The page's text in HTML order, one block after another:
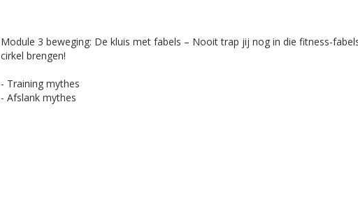
​Module 3 beweging: De kluis met fabels – Nooit trap jij nog in die fitness-
cirkel brengen!
- Training mythes
- Afslank mythes